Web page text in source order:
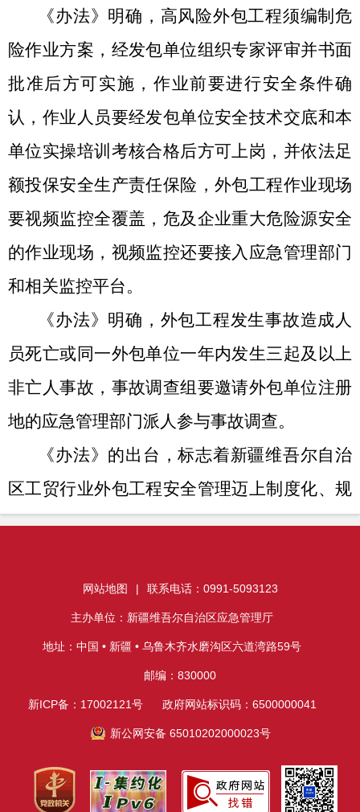
《办法》 明确， 高风险外包工程须编制危
险作业方案，经发包单位组织专家评审并书面
批准后方可实施 ， 作业前要进行安全条件确
认 ， 作业人员要经发包单位安全技术交底和本
单位实操培训考核合格后方可上岗 ， 并依法足
额投保安全生产责任保险 ，外包工程作业现场
要视频监控全覆盖，危及企业重大危险源安全
的作业现场，视频监控还要接入应急管理部门
和相关监控平台。
《办法》 明确 ， 外包工程发生事故造成人
员死亡或同一外包单位一年内发生三起及以上
非亡人事故， 事故调查组要邀请外包单位注册
地的应急管理部门派人参与事故调查。
《办法》的出台，标志着新疆维吾尔自治
区工贸行业外包工程安全管理迈上制度化、规
范化、精细化新台阶，为防范化解外包工程安
关于印发《自治区工贸行业企业外包工程安全管理办法》
网站地图 | 联系电话：0991-5093123
主办单位：新疆维吾尔自治区应急管理厅
地址：中国 • 新疆 • 乌鲁木齐水磨沟区六道湾路59号
邮编：830000
新ICP备：17002121号 政府网站标识码：6500000041
新公网安备 65010202000023号